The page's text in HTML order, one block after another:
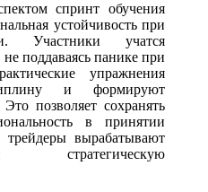
спринт обучения
устойчивость при
Участники учатся
поддаваясь панике при
упражнения
и формируют
позволяет сохранять
в принятии
вырабатывают